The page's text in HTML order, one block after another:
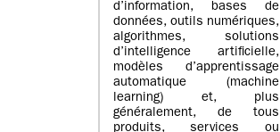
d’information, bases de
données, outils numériques,
algorithmes, solutions
d’intelligence artificielle,
modèles d’apprentissage
automatique (machine
learning) et, plus
généralement, de tous
produits, services ou